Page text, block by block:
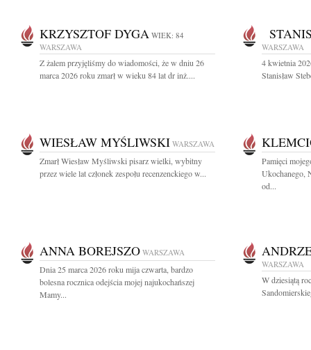
KRZYSZTOF DYGA WIEK: 84
WARSZAWA
Z żalem przyjęliśmy do wiadomości, że w dniu 26
marca 2026 roku zmarł w wieku 84 lat dr inż....
WARSZAWA
4 kwietnia
Stanisław
WIESŁAW MYŚLIWSKI WARSZAWA
Zmarł Wiesław Myśliwski pisarz wielki, wybitny
przez wiele lat członek zespołu recenzenckiego w...
Pamięci
Ukochanego,
od...
ANNA BOREJSZO WARSZAWA
Dnia 25 marca 2026 roku mija czwarta, bardzo
bolesna rocznica odejścia mojej najukochańszej
Mamy...
WARSZAWA
W dziesiątą